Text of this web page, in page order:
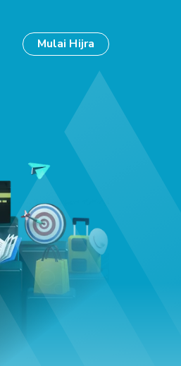
Mulai Hijra